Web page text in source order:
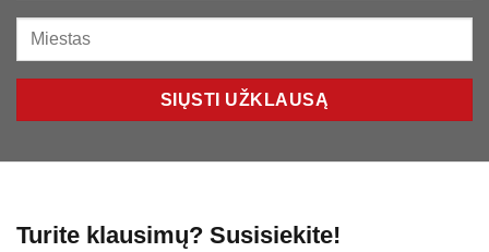
Turite klausimų? Susisiekite!